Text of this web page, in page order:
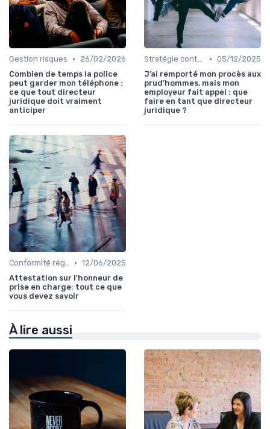
Gestion risques •
26/02/2026
Combien de temps la police
peut garder mon téléphone :
ce que tout directeur
juridique doit vraiment
anticiper
Stratégie contentieuse • 05/12/2025
J’ai remporté mon procès aux
prud’hommes, mais mon
employeur fait appel : que
faire en tant que directeur
juridique ?
Conformité réglementaire • 12/06/2025
Attestation sur l'honneur de
prise en charge: tout ce que
vous devez savoir
À lire aussi